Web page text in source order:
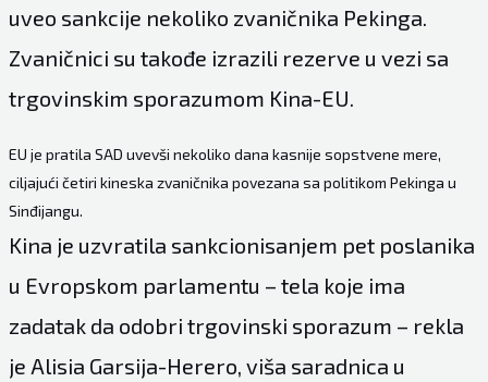
uveo sankcije nekoliko zvaničnika Pekinga.
Zvaničnici su takođe izrazili rezerve u vezi sa
trgovinskim sporazumom Kina-EU.
EU je pratila SAD uvevši nekoliko dana kasnije sopstvene mere,
ciljajući četiri kineska zvaničnika povezana sa politikom Pekinga u
Sinđijangu.
Kina je uzvratila sankcionisanjem pet poslanika
u Evropskom parlamentu – tela koje ima
zadatak da odobri trgovinski sporazum – rekla
je Alisia Garsija-Herero, viša saradnica u